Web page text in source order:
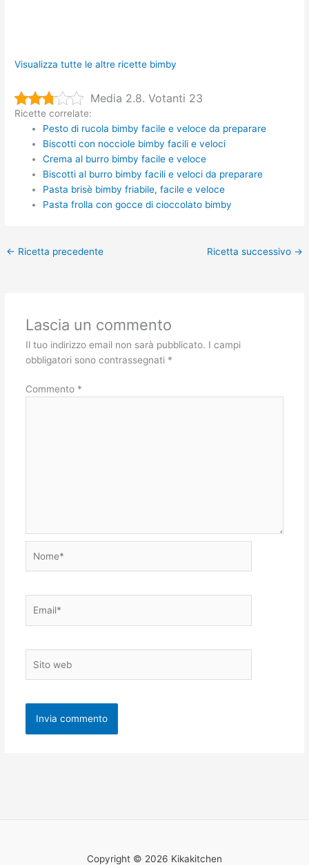
Visualizza tutte le altre ricette bimby
Media 2.8. Votanti 23
Ricette correlate:
Pesto di rucola bimby facile e veloce da preparare
Biscotti con nocciole bimby facili e veloci
Crema al burro bimby facile e veloce
Biscotti al burro bimby facili e veloci da preparare
Pasta brisè bimby friabile, facile e veloce
Pasta frolla con gocce di cioccolato bimby
← Ricetta precedente Ricetta successivo →
Lascia un commento
Il tuo indirizzo email non sarà pubblicato. I campi
obbligatori sono contrassegnati *
Commento *
web
Copyright © 2026 Kikakitchen